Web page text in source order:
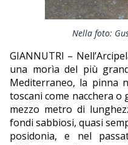
EDITORIALI
Nella foto:
GIANNUTRI –
una morìa del più
Mediterraneo, la pinna
toscani come nacchera o
mezzo metro di
fondi sabbiosi, quasi
posidonia, e nel